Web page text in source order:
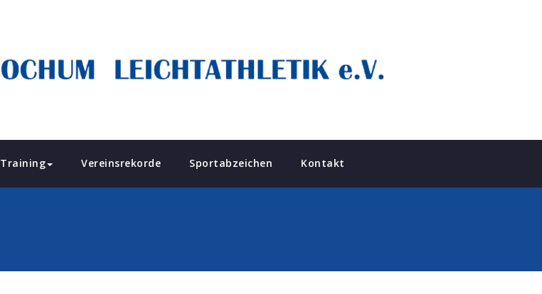
Training Vereinsrekorde Sportabzeichen Kontakt